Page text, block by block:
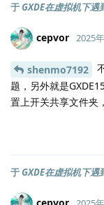
于GXDE在虚拟机下遇
cepvor 2025
shenmo7192
题，另外就是
置上开关共享文件夹
于GXDE在虚拟机下遇
cepvor